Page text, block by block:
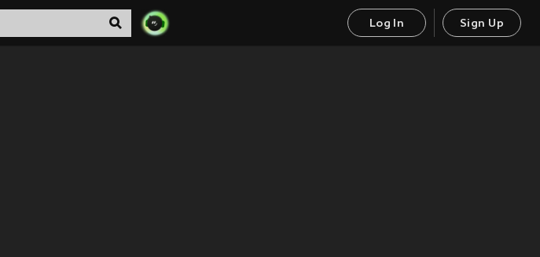
Log In Sign Up